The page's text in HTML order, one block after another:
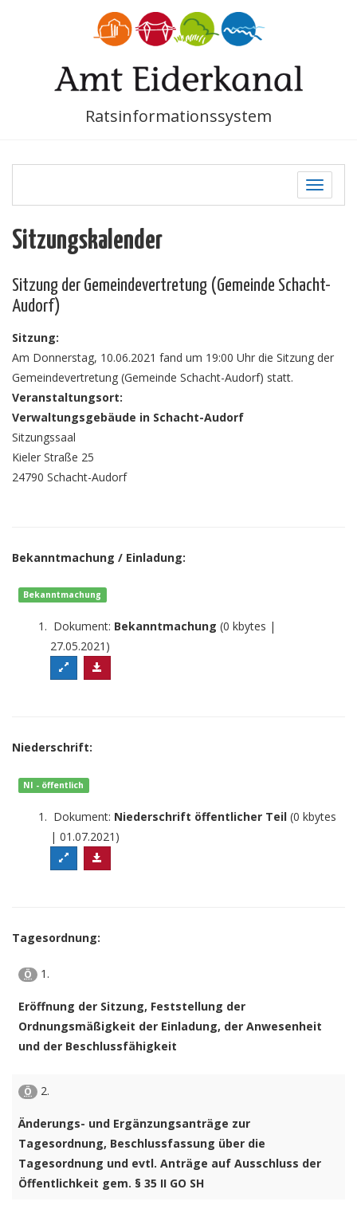
Ratsinformationssystem
Toggle
Sitzungskalender
Sitzung der Gemeindevertretung (Gemeinde Schacht-
Audorf)
Sitzung:
Am Donnerstag, 10.06.2021 fand um 19:00 Uhr die Sitzung der
Gemeindevertretung (Gemeinde Schacht-Audorf) statt.
Veranstaltungsort:
Verwaltungsgebäude in Schacht-Audorf
Sitzungssaal
Kieler Straße 25
24790 Schacht-Audorf
Bekanntmachung / Einladung:
Bekanntmachung
Dokument: Bekanntmachung (0 kbytes |
27.05.2021)
Niederschrift:
NI - öffentlich
Dokument: Niederschrift öffentlicher Teil (0 kbytes
| 01.07.2021)
Tagesordnung:
Ö 1.
Eröffnung der Sitzung, Feststellung der
Ordnungsmäßigkeit der Einladung, der Anwesenheit
und der Beschlussfähigkeit
Ö 2.
Änderungs- und Ergänzungsanträge zur
Tagesordnung, Beschlussfassung über die
Tagesordnung und evtl. Anträge auf Ausschluss der
Öffentlichkeit gem. § 35 II GO SH